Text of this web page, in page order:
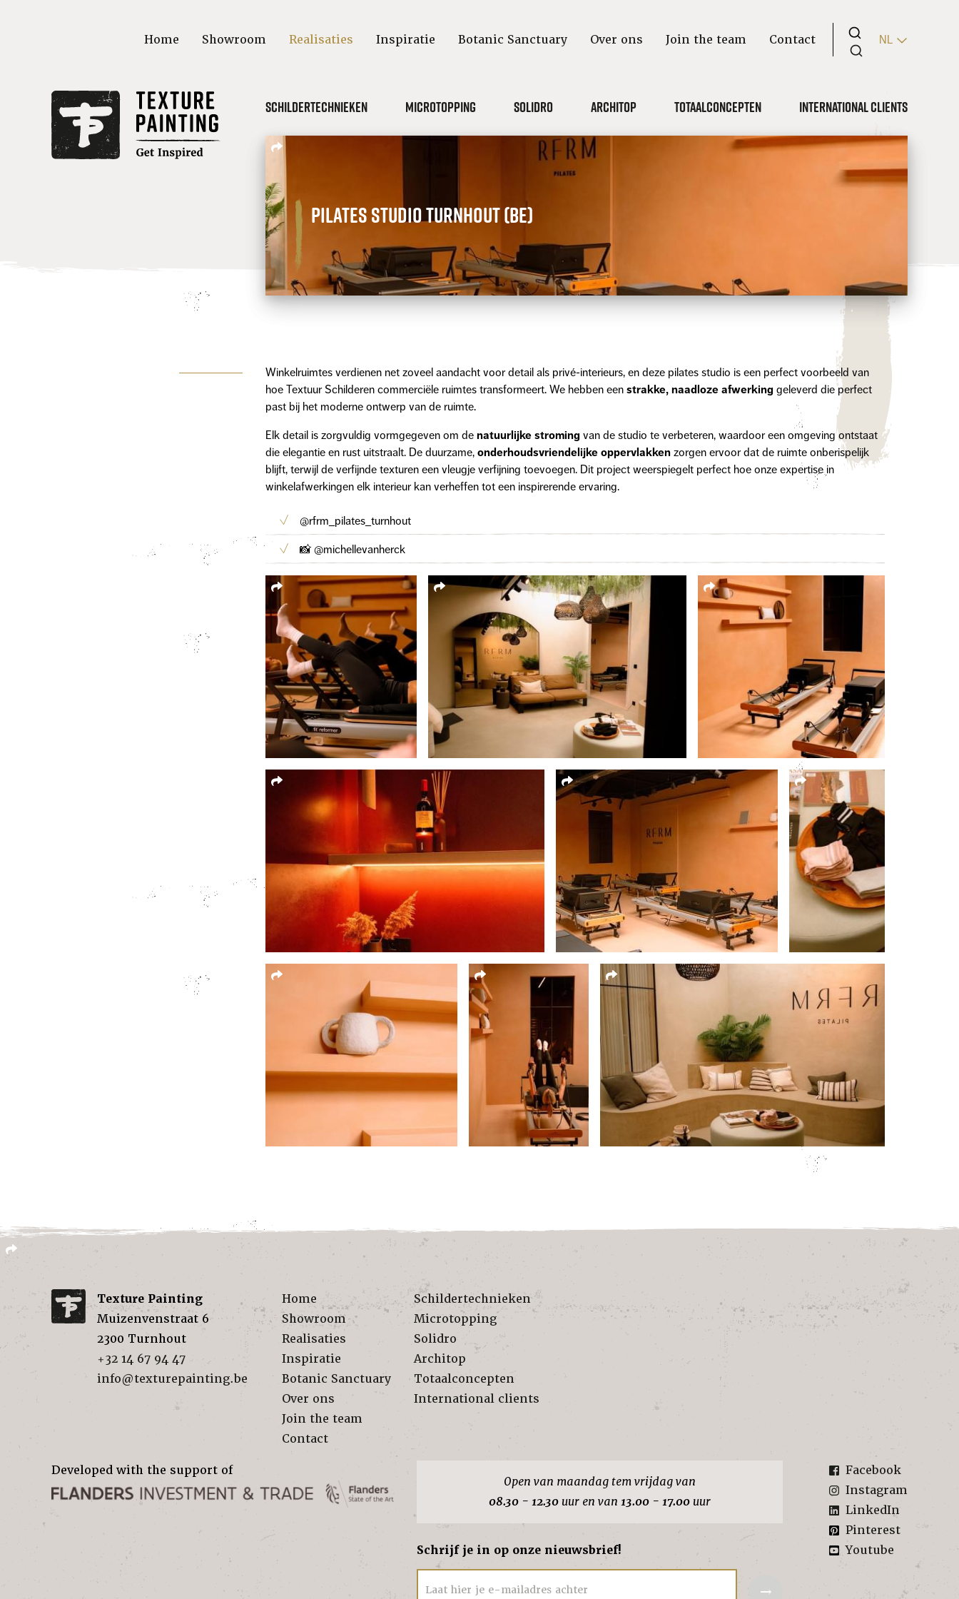
Home Showroom Realisaties Inspiratie Botanic Sanctuary Over ons Join the team Contact NL
Schildertechnieken Microtopping Solidro Architop Totaalconcepten International clients
pilates studio turnhout (be)
Winkelruimtes verdienen net zoveel aandacht voor detail als privé-interieurs, en deze pilates studio is een perfect voorbeeld van
hoe Textuur Schilderen commerciële ruimtes transformeert. We hebben een strakke, naadloze afwerking geleverd die perfect
past bij het moderne ontwerp van de ruimte.
Elk detail is zorgvuldig vormgegeven om de natuurlijke stroming van de studio te verbeteren, waardoor een omgeving ontstaat
die elegantie en rust uitstraalt. De duurzame, onderhoudsvriendelijke oppervlakken zorgen ervoor dat de ruimte onberispelijk
blijft, terwijl de verfijnde texturen een vleugje verfijning toevoegen. Dit project weerspiegelt perfect hoe onze expertise in
winkelafwerkingen elk interieur kan verheffen tot een inspirerende ervaring.
@rfrm_pilates_turnhout
📸 @michellevanherck
Texture Painting
Muizenvenstraat 6
2300 Turnhout
+32 14 67 94 47
info@texturepainting.be
Home
Showroom
Realisaties
Inspiratie
Botanic Sanctuary
Over ons
Join the team
Contact
Schildertechnieken
Microtopping
Solidro
Architop
Totaalconcepten
International clients
Developed with the support of
Open van maandag tem vrijdag van
08.30 - 12.30 uur en van 13.00 - 17.00 uur
Schrijf je in op onze nieuwsbrief!
Laat hier je e-mailadres achter →
Facebook
Instagram
LinkedIn
Pinterest
Youtube